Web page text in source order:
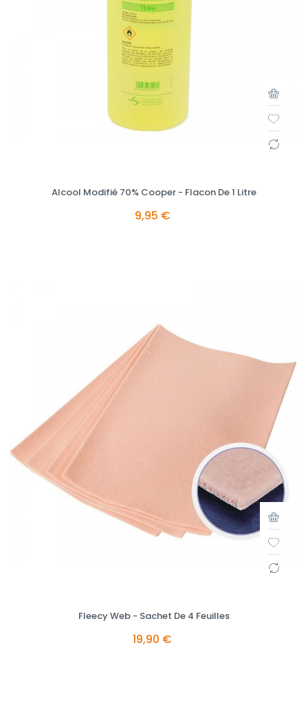
Alcool Modifié 70% Cooper - Flacon De 1 Litre
9,95 €
Fleecy Web - Sachet De 4 Feuilles
19,90 €